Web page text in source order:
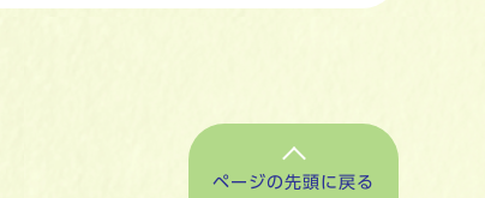
ページの先頭に戻る